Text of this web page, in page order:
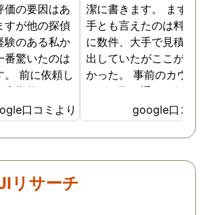
価の要因はあ
すが他の探偵
験のある私か
番驚いたのは
。 前に依頼し
定期的にまと
る為なかなか
把握するのが
すが、ここは
。 担当の人も
容もわかりや
口コミより
潔に書きます。 まず、
手とも言えたのは料金。
に数件、大手で見積もり
出していたがここが一番
かった。 事前のカウン
ングの際の通りの価格で
途中での追加料金なども
く安心してお任せできた
由のひとつ。 かと言っ
く、むしろ期待以上に細
google口コミ
リサーチ